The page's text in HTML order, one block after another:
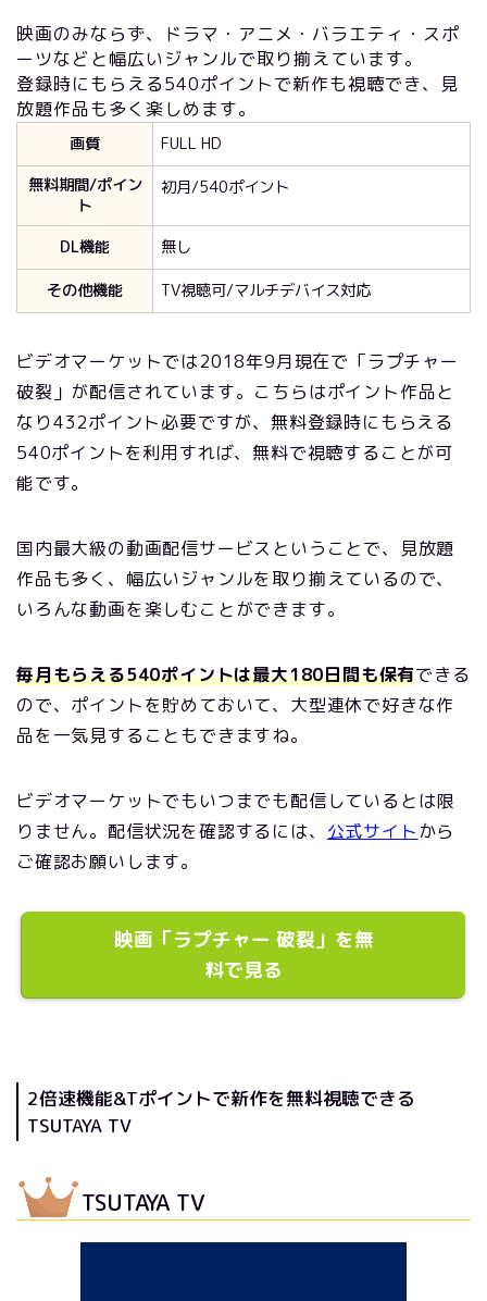
映画のみならず、ドラマ・アニメ・バラエティ・スポ
ーツなどと幅広いジャンルで取り揃えています。
登録時にもらえる540ポイントで新作も視聴でき、見
放題作品も多く楽しめます。
画質
FULL HD
無料期間/ポイン
ト
初月/540ポイント
DL機能
無し
その他機能
TV視聴可/マルチデバイス対応
ビデオマーケットでは2018年9月現在で「ラプチャー
破裂」が配信されています。こちらはポイント作品と
なり432ポイント必要ですが、無料登録時にもらえる
540ポイントを利用すれば、無料で視聴することが可
能です。
国内最大級の動画配信サービスということで、見放題
作品も多く、幅広いジャンルを取り揃えているので、
いろんな動画を楽しむことができます。
毎月もらえる540ポイントは最大180日間も保有できる
ので、ポイントを貯めておいて、大型連休で好きな作
品を一気見することもできますね。
ビデオマーケットでもいつまでも配信しているとは限
りません。配信状況を確認するには、 公式サイト から
ご確認お願いします。
映画「ラプチャー 破裂」を無
料で見る
2倍速機能&Tポイントで新作を無料視聴できる
TSUTAYA TV
TSUTAYA TV